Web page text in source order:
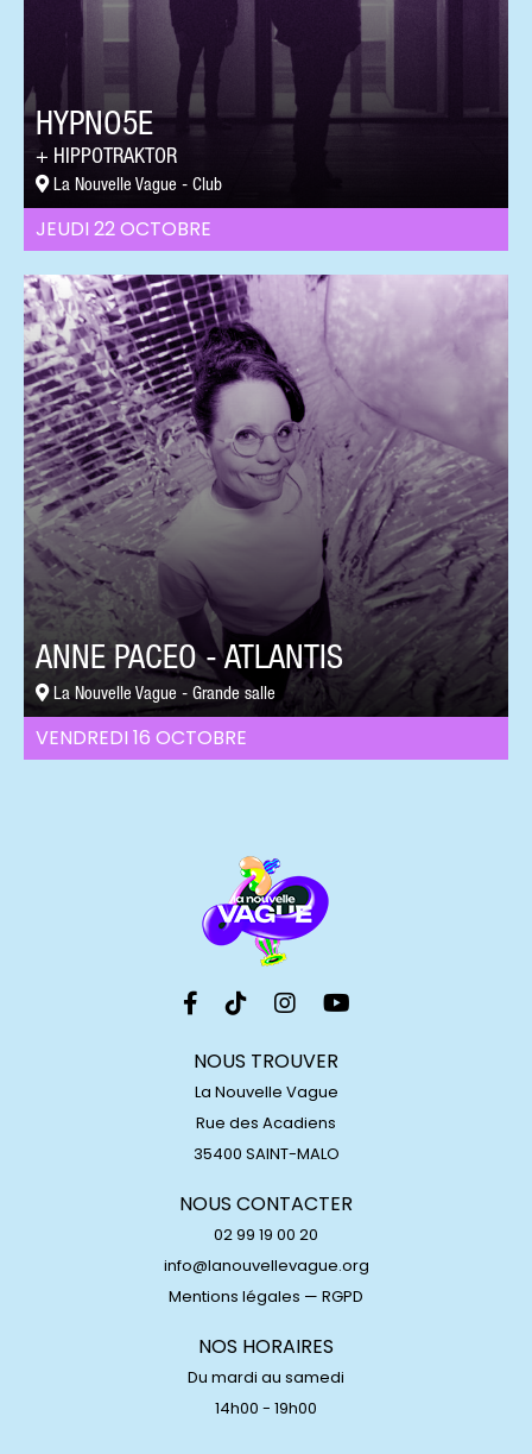
JEUDI 22 OCTOBRE
HYPNO5E
HIPPOTRAKTOR
La Nouvelle Vague - Club
VENDREDI 16 OCTOBRE
ANNE PACEO - ATLANTIS
La Nouvelle Vague - Grande salle
NOUS TROUVER
La Nouvelle Vague
Rue des Acadiens
35400 SAINT-MALO
NOUS CONTACTER
02 99 19 00 20
info@lanouvellevague.org
Mentions légales — RGPD
NOS HORAIRES
Du mardi au samedi
14h00 - 19h00